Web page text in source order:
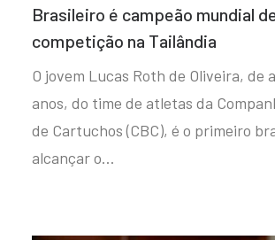
Brasileiro é campeão mundial
competição na Tailândia
O jovem Lucas Roth de Oliveira, de
anos, do time de atletas da
de Cartuchos (CBC), é o primeiro
alcançar o…